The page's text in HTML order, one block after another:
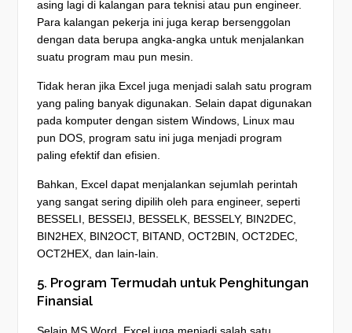
asing lagi di kalangan para teknisi atau pun engineer.
Para kalangan pekerja ini juga kerap bersenggolan
dengan data berupa angka-angka untuk menjalankan
suatu program mau pun mesin.
Tidak heran jika Excel juga menjadi salah satu program
yang paling banyak digunakan. Selain dapat digunakan
pada komputer dengan sistem Windows, Linux mau
pun DOS, program satu ini juga menjadi program
paling efektif dan efisien.
Bahkan, Excel dapat menjalankan sejumlah perintah
yang sangat sering dipilih oleh para engineer, seperti
BESSELI, BESSEIJ, BESSELK, BESSELY, BIN2DEC,
BIN2HEX, BIN2OCT, BITAND, OCT2BIN, OCT2DEC,
OCT2HEX, dan lain-lain.
5. Program Termudah untuk Penghitungan
Finansial
Selain MS Word, Excel juga menjadi salah satu